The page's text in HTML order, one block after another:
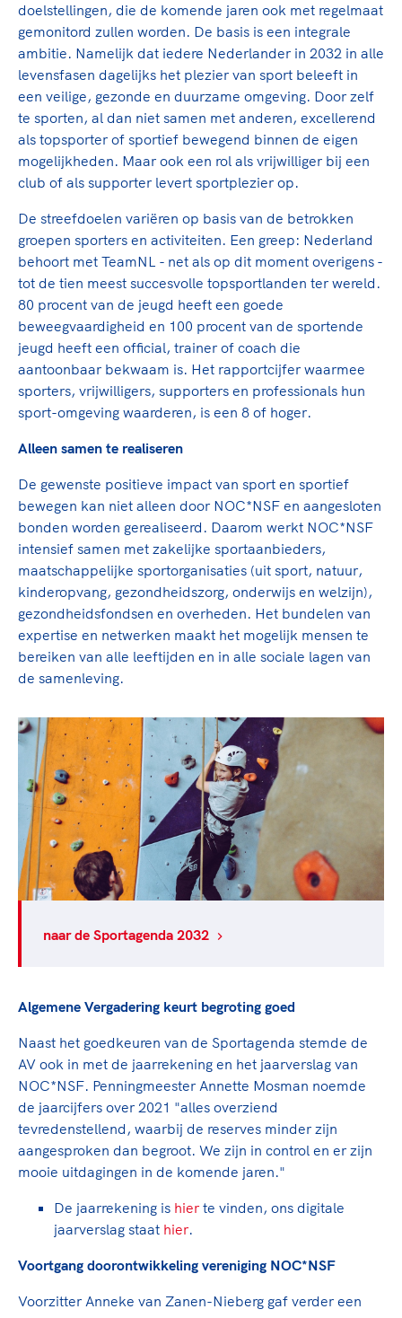
doelstellingen, die de komende jaren ook met regelmaat
gemonitord zullen worden. De basis is een integrale
ambitie. Namelijk dat iedere Nederlander in 2032 in alle
levensfasen dagelijks het plezier van sport beleeft in
een veilige, gezonde en duurzame omgeving. Door zelf
te sporten, al dan niet samen met anderen, excellerend
als topsporter of sportief bewegend binnen de eigen
mogelijkheden. Maar ook een rol als vrijwilliger bij een
club of als supporter levert sportplezier op.
De streefdoelen variëren op basis van de betrokken
groepen sporters en activiteiten. Een greep: Nederland
behoort met TeamNL - net als op dit moment overigens -
tot de tien meest succesvolle topsportlanden ter wereld.
80 procent van de jeugd heeft een goede
beweegvaardigheid en 100 procent van de sportende
jeugd heeft een official, trainer of coach die
aantoonbaar bekwaam is. Het rapportcijfer waarmee
sporters, vrijwilligers, supporters en professionals hun
sport-omgeving waarderen, is een 8 of hoger.
Alleen samen te realiseren
De gewenste positieve impact van sport en sportief
bewegen kan niet alleen door NOC*NSF en aangesloten
bonden worden gerealiseerd. Daarom werkt NOC*NSF
intensief samen met zakelijke sportaanbieders,
maatschappelijke sportorganisaties (uit sport, natuur,
kinderopvang, gezondheidszorg, onderwijs en welzijn),
gezondheidsfondsen en overheden. Het bundelen van
expertise en netwerken maakt het mogelijk mensen te
bereiken van alle leeftijden en in alle sociale lagen van
de samenleving.
naar de Sportagenda 2032
Algemene Vergadering keurt begroting goed
Naast het goedkeuren van de Sportagenda stemde de
AV ook in met de jaarrekening en het jaarverslag van
NOC*NSF. Penningmeester Annette Mosman noemde
de jaarcijfers over 2021 "alles overziend
tevredenstellend, waarbij de reserves minder zijn
aangesproken dan begroot. We zijn in control en er zijn
mooie uitdagingen in de komende jaren."
De jaarrekening is hier te vinden, ons digitale
jaarverslag staat hier.
Voortgang doorontwikkeling vereniging NOC*NSF
Voorzitter Anneke van Zanen-Nieberg gaf verder een